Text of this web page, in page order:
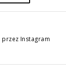
Instagram